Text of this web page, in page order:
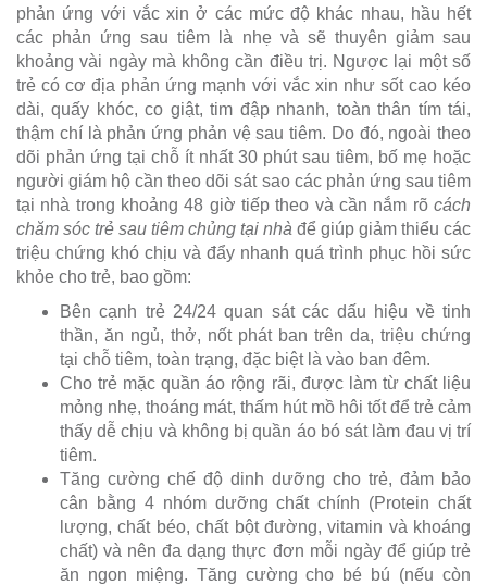
phản ứng với vắc xin ở các mức độ khác nhau, hầu hết
các phản ứng sau tiêm là nhẹ và sẽ thuyên giảm sau
khoảng vài ngày mà không cần điều trị. Ngược lại một số
trẻ có cơ địa phản ứng mạnh với vắc xin như sốt cao kéo
dài, quấy khóc, co giật, tim đập nhanh, toàn thân tím tái,
thậm chí là phản ứng phản vệ sau tiêm. Do đó, ngoài theo
dõi phản ứng tại chỗ ít nhất 30 phút sau tiêm, bố mẹ hoặc
người giám hộ cần theo dõi sát sao các phản ứng sau tiêm
tại nhà trong khoảng 48 giờ tiếp theo và cần nắm rõ cách
chăm sóc trẻ sau tiêm chủng tại nhà để giúp giảm thiểu các
triệu chứng khó chịu và đẩy nhanh quá trình phục hồi sức
khỏe cho trẻ, bao gồm:
Bên cạnh trẻ 24/24 quan sát các dấu hiệu về tinh
thần, ăn ngủ, thở, nốt phát ban trên da, triệu chứng
tại chỗ tiêm, toàn trạng, đặc biệt là vào ban đêm.
Cho trẻ mặc quần áo rộng rãi, được làm từ chất liệu
mỏng nhẹ, thoáng mát, thấm hút mồ hôi tốt để trẻ cảm
thấy dễ chịu và không bị quần áo bó sát làm đau vị trí
tiêm.
Tăng cường chế độ dinh dưỡng cho trẻ, đảm bảo
cân bằng 4 nhóm dưỡng chất chính (Protein chất
lượng, chất béo, chất bột đường, vitamin và khoáng
chất) và nên đa dạng thực đơn mỗi ngày để giúp trẻ
ăn ngon miệng. Tăng cường cho bé bú (nếu còn